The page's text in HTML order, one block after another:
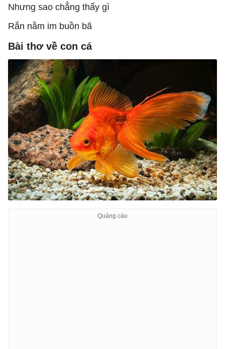
Nhưng sao chẳng thấy gì
Rắn nằm im buồn bã
Bài thơ về con cá